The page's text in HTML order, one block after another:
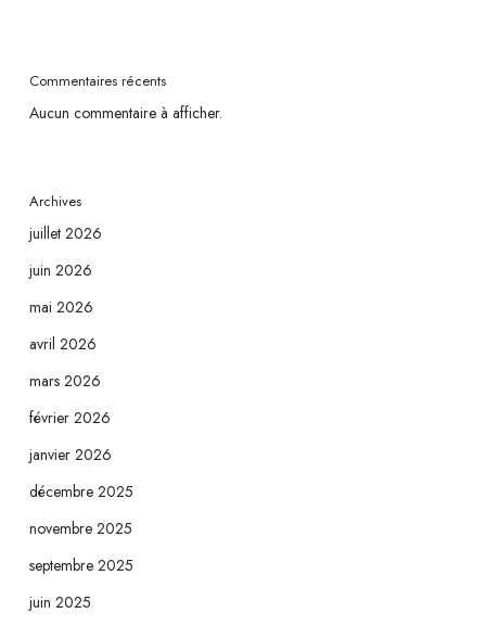
Commentaires récents
Aucun commentaire à afficher.
Archives
juillet 2026
juin 2026
mai 2026
avril 2026
mars 2026
février 2026
janvier 2026
décembre 2025
novembre 2025
septembre 2025
juin 2025